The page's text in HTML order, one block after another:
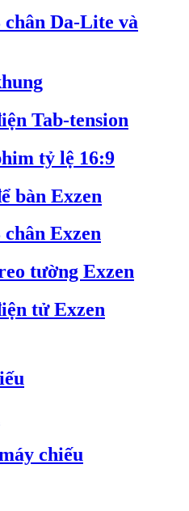
Da-Lite và
Tab-tension
tỷ lệ 16:9
bàn Exzen
Exzen
tường Exzen
tử Exzen
chiếu